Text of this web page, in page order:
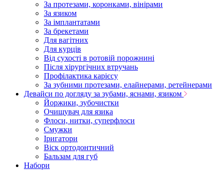
За протезами, коронками, вінірами
За язиком
За імплантатами
За брекетами
Для вагітних
Для курців
Від сухості в ротовій порожнині
Після хірургічних втручань
Профілактика карієсу
За зубними протезами, елайнерами, ретейнерами
Девайси по догляду за зубами, яснами, язиком
Йоржики, зубочистки
Очищувач для язика
Флоси, нитки, суперфлоси
Смужки
Іригатори
Віск ортодонтичний
Бальзам для губ
Набори